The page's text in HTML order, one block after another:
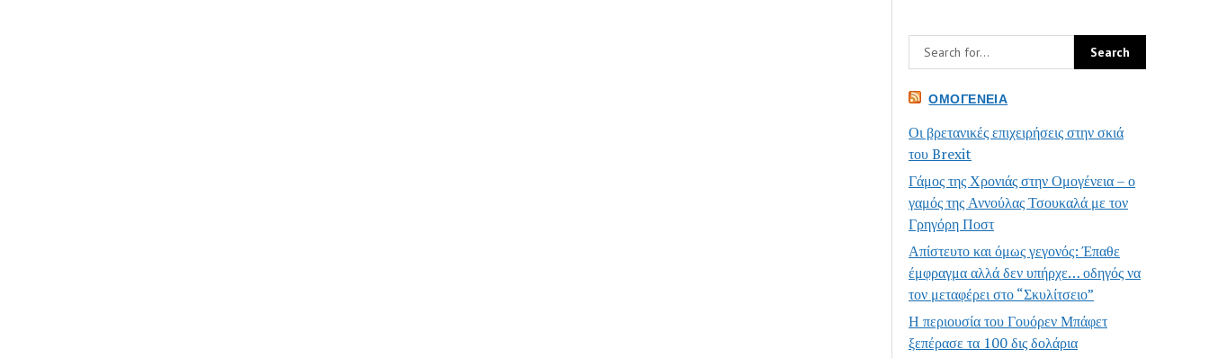
ΟΜΟΓΈΝΕΙΑ
Οι βρετανικές επιχειρήσεις στην σκιά
του Brexit
Γάμος της Χρονιάς στην Ομογένεια – ο
γαμός της Αννούλας Τσουκαλά με τον
Γρηγόρη Ποστ
Απίστευτο και όμως γεγονός: Έπαθε
έμφραγμα αλλά δεν υπήρχε… οδηγός να
τον μεταφέρει στο “Σκυλίτσειο”
Η περιουσία του Γουόρεν Μπάφετ
ξεπέρασε τα 100 δις δολάρια